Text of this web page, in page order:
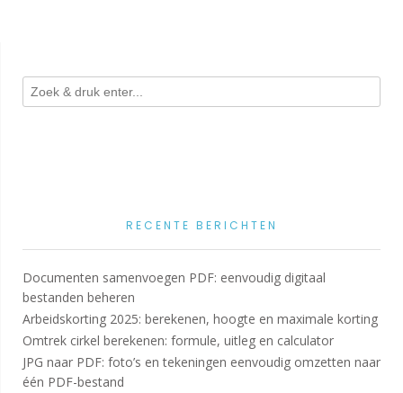
RECENTE BERICHTEN
Documenten samenvoegen PDF: eenvoudig digitaal
bestanden beheren
Arbeidskorting 2025: berekenen, hoogte en maximale korting
Omtrek cirkel berekenen: formule, uitleg en calculator
JPG naar PDF: foto’s en tekeningen eenvoudig omzetten naar
één PDF-bestand